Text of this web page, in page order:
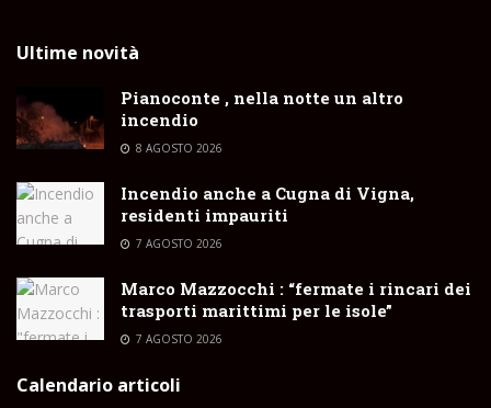
Ultime novità
Pianoconte , nella notte un altro
incendio
8 AGOSTO 2026
Incendio anche a Cugna di Vigna,
residenti impauriti
7 AGOSTO 2026
Marco Mazzocchi : “fermate i rincari dei
trasporti marittimi per le isole”
7 AGOSTO 2026
Calendario articoli